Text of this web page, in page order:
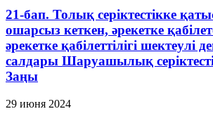
21-бап. Толық серiктестiкке
ошарсыз кеткен, әрекетке
әрекетке қабiлеттiлiгi шектеулi
салдары Шаруашылық
Заңы
29 июня 2024